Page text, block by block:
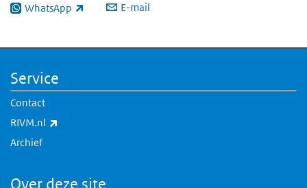
WhatsApp
(externe link) E-mail
Service
Contact
RIVM.nl
Archief
Over deze site